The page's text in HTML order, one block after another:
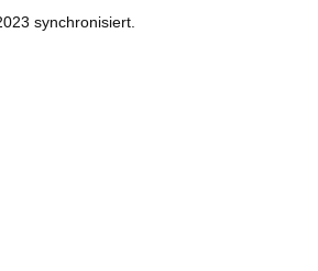
synchronisiert.